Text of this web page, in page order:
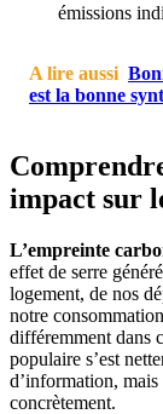
émissions
A lire aussi
est la bonne
impact sur
L’empreinte
effet de serre
logement, de nos
notre
différemment dans
populaire s’est
d’information,
concrètement.